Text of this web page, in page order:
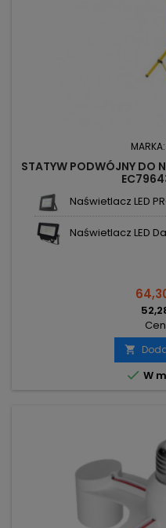
MARKA:
STATYW PODWÓJNY DO
Naświetlacz LED
Naświetlacz LED

 W